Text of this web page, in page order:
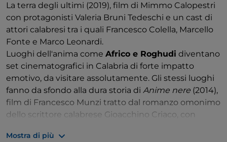
La terra degli ultimi (2019), film di Mimmo Calopestri
con protagonisti Valeria Bruni Tedeschi e un cast di
attori calabresi tra i quali Francesco Colella, Marcello
Fonte e Marco Leonardi.
Luoghi dell'anima come Africo e Roghudi diventano
set cinematografici in Calabria di forte impatto
emotivo, da visitare assolutamente. Gli stessi luoghi
fanno da sfondo alla dura storia di Anime nere (2014),
film di Francesco Munzi tratto dal romanzo omonimo
dello scrittore calabrese Gioacchino Criaco, con
Mazzotta e Marco Leonardi.
Mostra di più